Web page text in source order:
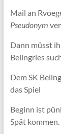
Mail an
Pseudonym
Dann müsst
Beilngries
Dem SK
das Spiel
Beginn ist
Spät kommen.